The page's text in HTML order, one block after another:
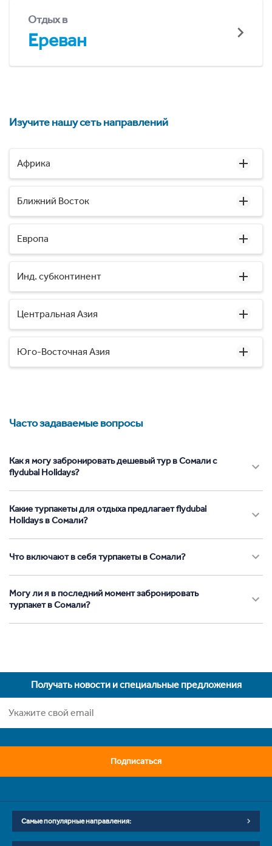
Отдых в
Ереван
Изучите нашу сеть направлений
Африка
Ближний Восток
Европа
Инд. субконтинент
Центральная Азия
Юго-Восточная Азия
Часто задаваемые вопросы
Как я могу забронировать дешевый тур в Сомали с
flydubai Holidays?
Какие турпакеты для отдыха предлагает flydubai
Holidays в Сомали?
Что включают в себя турпакеты в Сомали?
Могу ли я в последний момент забронировать
турпакет в Сомали?
Получать новости и специальные предложения
Подписаться
Самые популярные направления: